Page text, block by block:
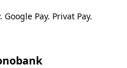
Pay. Privat Pay.